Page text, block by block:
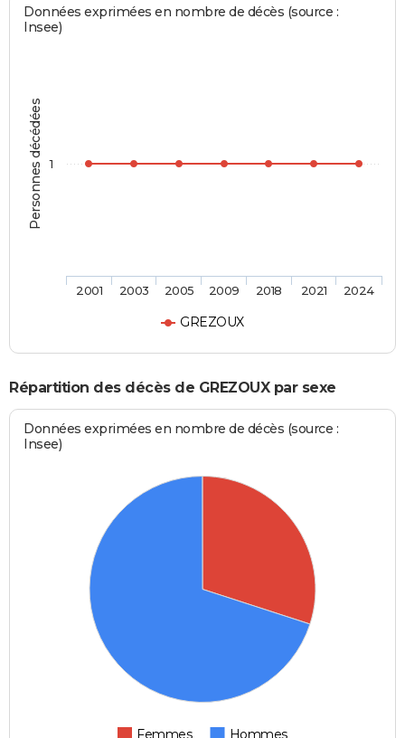
Personnes décédées
Données exprimées en nombre de décès (source :
Insee)
GREZOUX
2001 2003 2005 2009 2018 2021 2024
1
Répartition des décès de GREZOUX par sexe
Données exprimées en nombre de décès (source :
Insee)
Femmes Hommes